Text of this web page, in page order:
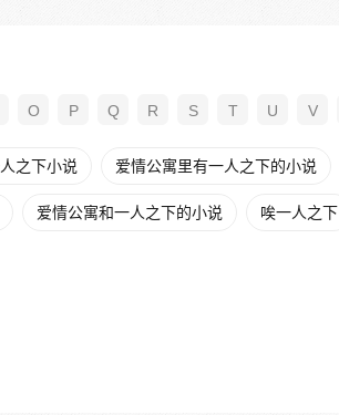
O P Q R S T U V
之下小说 爱情公寓里有一人之下的小说
爱情公寓和一人之下的小说 唉一人之下